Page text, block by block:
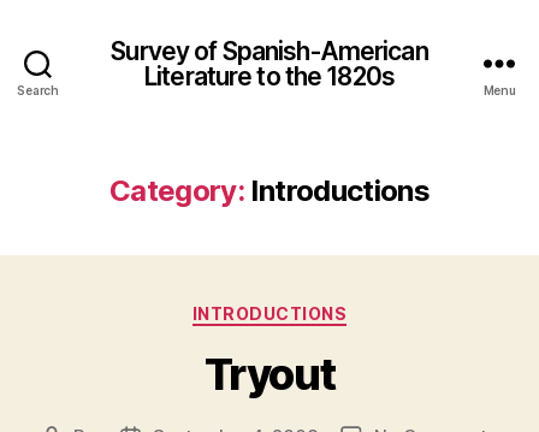
Search
Survey of Spanish-American
Literature to the 1820s
Menu
Category: Introductions
Categories
INTRODUCTIONS
Tryout